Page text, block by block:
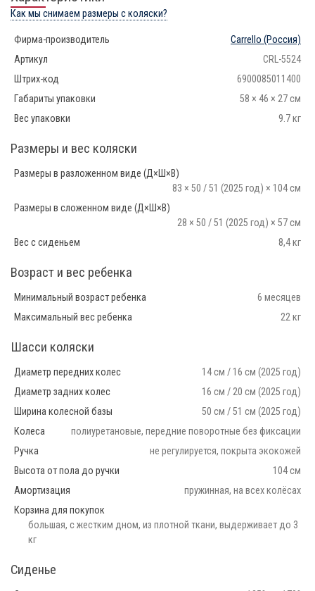
Как мы снимаем размеры с коляски?
Фирма-производитель Carrello (Россия)
Артикул
CRL-5524
Штрих-код
6900085011400
Габариты упаковки
58 × 46 × 27 см
Вес упаковки
9.7 кг
Размеры и вес коляски
Размеры в разложенном виде (Д×Ш×В)
83 × 50 / 51 (2025 год) × 104 см
Размеры в сложенном виде (Д×Ш×В)
28 × 50 / 51 (2025 год) × 57 см
Вес с сиденьем
8,4 кг
Возраст и вес ребенка
Минимальный возраст ребенка
6 месяцев
Максимальный вес ребенка
22 кг
Шасси коляски
Диаметр передних колес
14 см / 16 см (2025 год)
Диаметр задних колес
16 см / 20 см (2025 год)
Ширина колесной базы
50 см / 51 см (2025 год)
Колеса
полиуретановые, передние поворотные без фиксации
Ручка
не регулируется, покрыта экокожей
Высота от пола до ручки
104 см
Амортизация
пружинная, на всех колёсах
Корзина для покупок
большая, с жестким дном, из плотной ткани, выдерживает до 3
кг
Сиденье